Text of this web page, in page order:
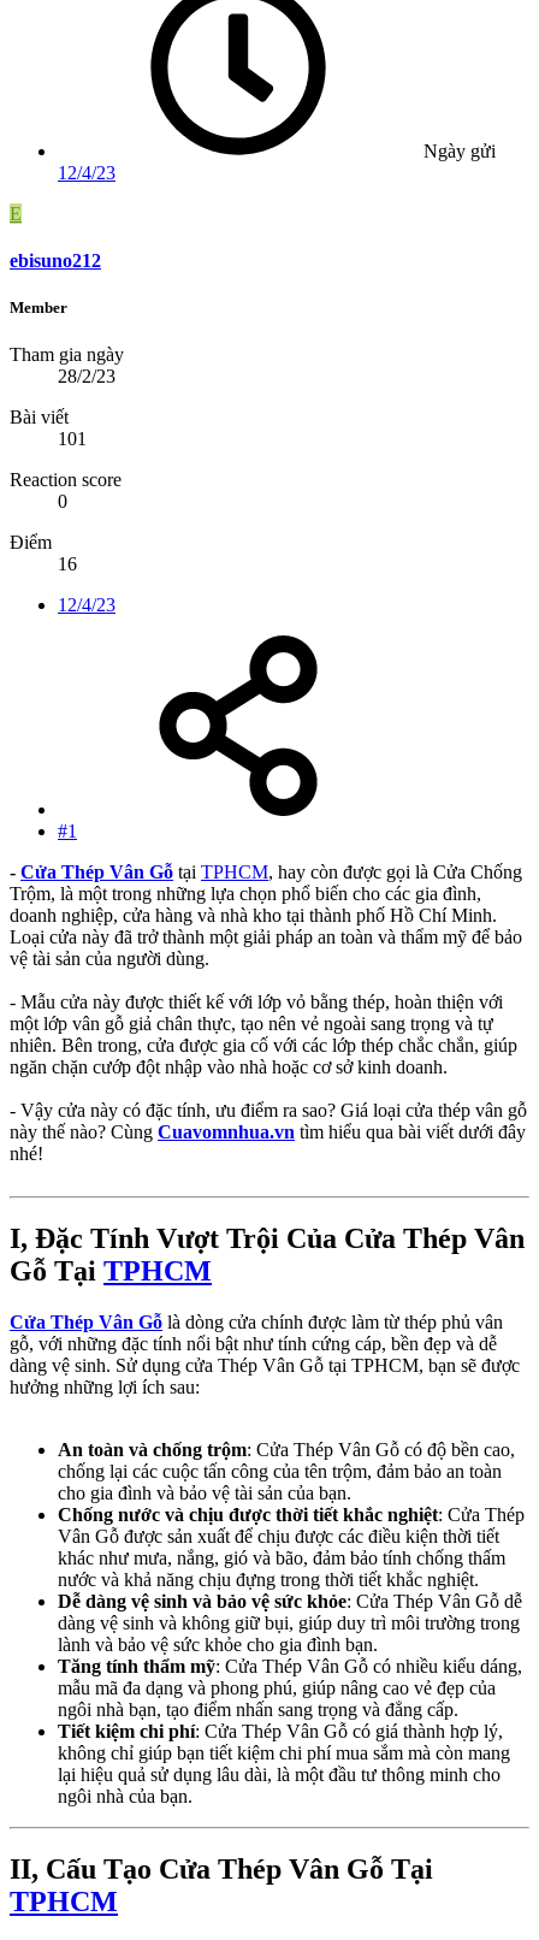
Ngày gửi
12/4/23
E
ebisuno212
Member
Tham gia ngày
28/2/23
Bài viết
101
Reaction score
0
Điểm
16
12/4/23
#1
- Cửa Thép Vân Gỗ tại TPHCM, hay còn được gọi là Cửa Chống
Trộm, là một trong những lựa chọn phổ biến cho các gia đình,
doanh nghiệp, cửa hàng và nhà kho tại thành phố Hồ Chí Minh.
Loại cửa này đã trở thành một giải pháp an toàn và thẩm mỹ để bảo
vệ tài sản của người dùng.
- Mẫu cửa này được thiết kế với lớp vỏ bằng thép, hoàn thiện với
một lớp vân gỗ giả chân thực, tạo nên vẻ ngoài sang trọng và tự
nhiên. Bên trong, cửa được gia cố với các lớp thép chắc chắn, giúp
ngăn chặn cướp đột nhập vào nhà hoặc cơ sở kinh doanh.
- Vậy cửa này có đặc tính, ưu điểm ra sao? Giá loại cửa thép vân gỗ
này thế nào? Cùng Cuavomnhua.vn tìm hiểu qua bài viết dưới đây
nhé!
I, Đặc Tính Vượt Trội Của Cửa Thép Vân
Gỗ Tại TPHCM
Cửa Thép Vân Gỗ là dòng cửa chính được làm từ thép phủ vân
gỗ, với những đặc tính nổi bật như tính cứng cáp, bền đẹp và dễ
dàng vệ sinh. Sử dụng cửa Thép Vân Gỗ tại TPHCM, bạn sẽ được
hưởng những lợi ích sau:
An toàn và chống trộm: Cửa Thép Vân Gỗ có độ bền cao,
chống lại các cuộc tấn công của tên trộm, đảm bảo an toàn
cho gia đình và bảo vệ tài sản của bạn.
Chống nước và chịu được thời tiết khắc nghiệt: Cửa Thép
Vân Gỗ được sản xuất để chịu được các điều kiện thời tiết
khác như mưa, nắng, gió và bão, đảm bảo tính chống thấm
nước và khả năng chịu đựng trong thời tiết khắc nghiệt.
Dễ dàng vệ sinh và bảo vệ sức khỏe: Cửa Thép Vân Gỗ dễ
dàng vệ sinh và không giữ bụi, giúp duy trì môi trường trong
lành và bảo vệ sức khỏe cho gia đình bạn.
Tăng tính thẩm mỹ: Cửa Thép Vân Gỗ có nhiều kiểu dáng,
mẫu mã đa dạng và phong phú, giúp nâng cao vẻ đẹp của
ngôi nhà bạn, tạo điểm nhấn sang trọng và đẳng cấp.
Tiết kiệm chi phí: Cửa Thép Vân Gỗ có giá thành hợp lý,
không chỉ giúp bạn tiết kiệm chi phí mua sắm mà còn mang
lại hiệu quả sử dụng lâu dài, là một đầu tư thông minh cho
ngôi nhà của bạn.
II, Cấu Tạo Cửa Thép Vân Gỗ Tại
TPHCM